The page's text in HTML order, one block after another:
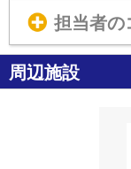
担当者の
周辺施設